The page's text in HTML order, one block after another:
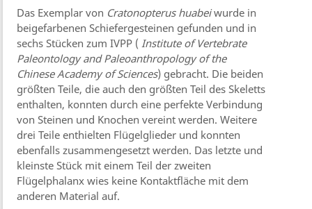
Das Exemplar von Cratonopterus huabeiwurde in
beigefarbenen Schiefergesteinen gefunden und in
sechs Stücken zum IVPP (Institute of Vertebrate
Paleontology and Paleoanthropology of the
Chinese Academy of Sciences) gebracht. Die beiden
größten Teile, die auch den größten Teil des Skeletts
enthalten, konnten durch eine perfekte Verbindung
von Steinen und Knochen vereint werden. Weitere
drei Teile enthielten Flügelglieder und konnten
ebenfalls zusammengesetzt werden. Das letzte und
kleinste Stück mit einem Teil der zweiten
Flügelphalanx wies keine Kontaktfläche mit dem
anderen Material auf.